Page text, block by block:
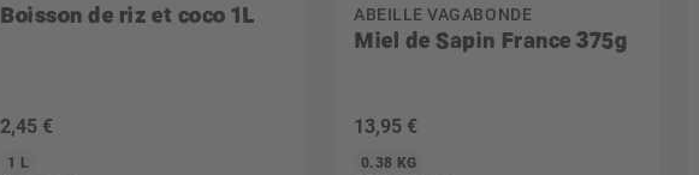
Boisson de riz et coco 1L
2,45 €
1 L
ABEILLE VAGABONDE
Miel de Sapin France 375g
13,95 €
0.38 KG